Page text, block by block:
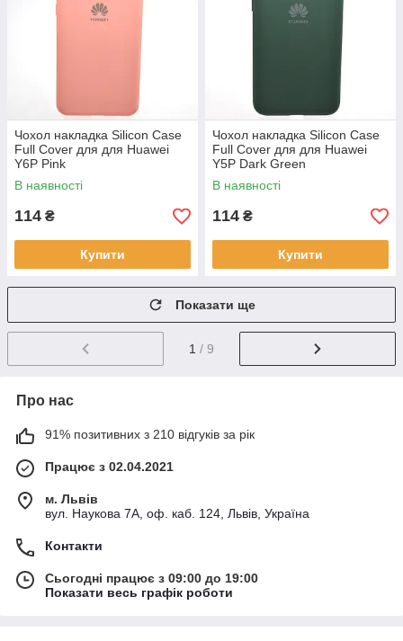
Чохол накладка Silicon Case
Full Cover для для Huawei
Y6P Pink
В наявності
114 ₴
Купити
Чохол накладка Silicon Case
Full Cover для для Huawei
Y5P Dark Green
В наявності
114 ₴
Купити
Показати ще
1 / 9
Про нас
91% позитивних з 210 відгуків за рік
Працює з 02.04.2021
м. Львів
вул. Наукова 7А, оф. каб. 124, Львів, Україна
Контакти
Сьогодні працює з 09:00 до 19:00
Показати весь графік роботи